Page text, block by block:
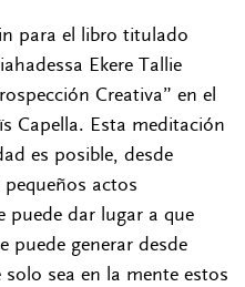
para el libro titulado
Ekere Tallie
Creativa” en el
Capella. Esta meditación
es posible, desde
actos
puede dar lugar a que
puede generar desde
sea en la mente estos